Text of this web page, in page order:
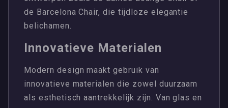
de Barcelona Chair, die tijdloze elegantie
belichamen.
Innovatieve Materialen
Modern design maakt gebruik van
innovatieve materialen die zowel duurzaam
als esthetisch aantrekkelijk zijn. Van glas en